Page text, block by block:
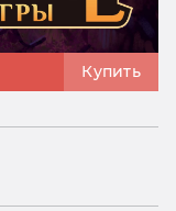
Купить